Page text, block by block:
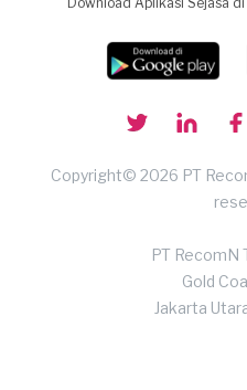
Copyright© 2026 PT
PT RecomN
Gold
Jakarta